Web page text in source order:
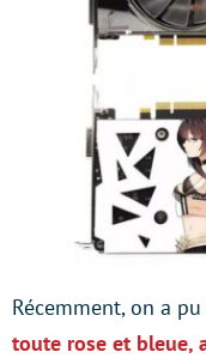
Récemment, on a
toute rose et bleue,